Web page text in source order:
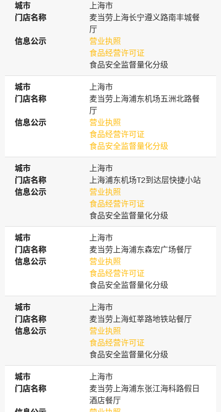
城市
城市
上海市
门店名称
门店名称
麦当劳上海长宁遵义路南丰城餐
厅
信息公示
信息公示
营业执照
食品经营许可证
食品安全监督量化分级
城市
城市
上海市
门店名称
门店名称
麦当劳上海浦东机场五洲北路餐
厅
信息公示
信息公示
营业执照
食品经营许可证
食品安全监督量化分级
城市
城市
上海市
门店名称
门店名称
上海浦东机场T2到达层快捷小站
信息公示
信息公示
营业执照
食品经营许可证
食品安全监督量化分级
城市
城市
上海市
门店名称
门店名称
麦当劳上海浦东森宏广场餐厅
信息公示
信息公示
营业执照
食品经营许可证
食品安全监督量化分级
城市
城市
上海市
门店名称
门店名称
麦当劳上海虹莘路地铁站餐厅
信息公示
信息公示
营业执照
食品经营许可证
食品安全监督量化分级
城市
城市
上海市
门店名称
门店名称
麦当劳上海浦东张江海科路假日
酒店餐厅